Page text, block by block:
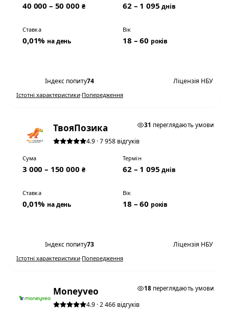
40 000 – 50 000 ₴ 62 – 1 095днів
Ставка
0,01% на день
Вік
18 – 60 років
Індекс попиту74 Ліцензія НБУ
Істотні характеристики·Попередження
31 переглядають умови
ТвояПозика
4.9 · 7 958 відгуків
Сума
3 000 – 150 000 ₴
Термін
62 – 1 095днів
Ставка
0,01% на день
Вік
18 – 60 років
Індекс попиту73 Ліцензія НБУ
Істотні характеристики·Попередження
18переглядають умови
Moneyveo
4.9 · 2 466 відгуків